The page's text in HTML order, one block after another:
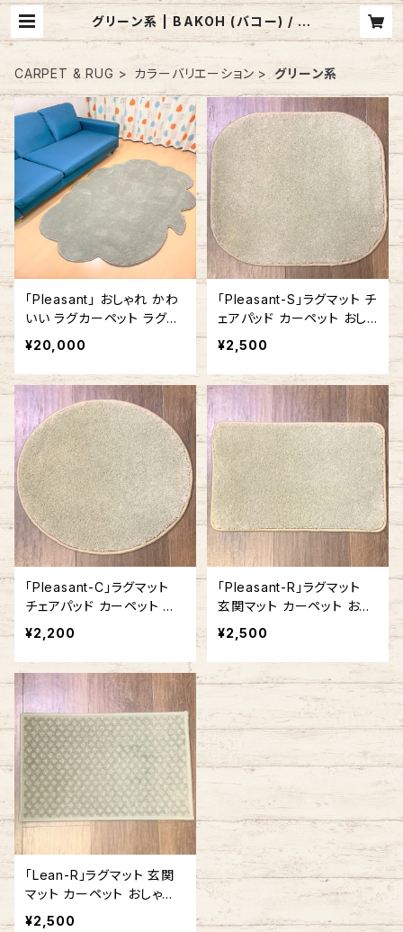
グリーン系 | BAKOH (バコー) / ア
メリカ製 カーペット・ラグのお店
CARPET & RUG カラーバリエーション グリーン系
「Pleasant」 おしゃれ かわ
いい ラグカーペット ラグマ
ット ふきだし型 雲形 140c
m x 180cm グリーン
¥20,000
「Pleasant-S」ラグマット チ
ェアパッド カーペット おしゃ
れ 正方形 角型 アメリカ製
¥2,500
「Pleasant-C」ラグマット
チェアパッド カーペット お
しゃれ 丸型 ラウンド型 円
形 アメリカ製
¥2,200
「Pleasant-R」ラグマット
玄関マット カーペット おし
ゃれ 長方形 角型 アメリカ
¥2,500
「Lean-R」ラグマット 玄関
マット カーペット おしゃれ
長方形 角型 アメリカ製
¥2,500